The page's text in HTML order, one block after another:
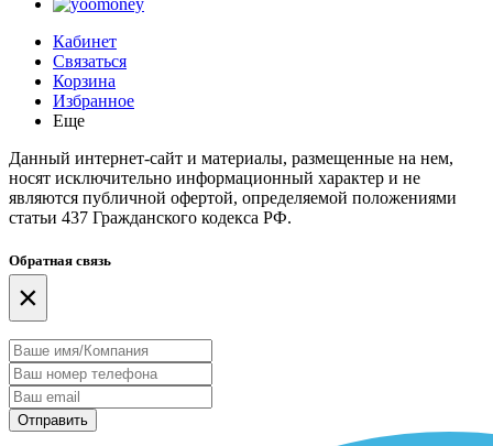
Кабинет
Связаться
Корзина
Избранное
Еще
Данный интернет-сайт и материалы, размещенные на нем,
носят исключительно информационный характер и не
являются публичной офертой, определяемой положениями
статьи 437 Гражданского кодекса РФ.
Обратная связь
×
Отправить